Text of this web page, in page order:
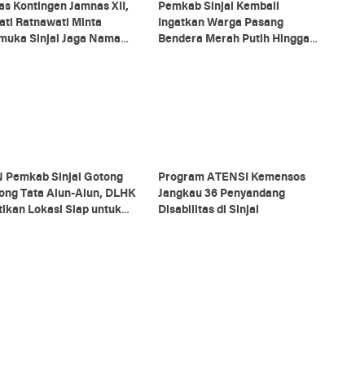
Kontingen Jamnas XII,
Ratnawati Minta
Sinjai Jaga Nama
Pemkab Sinjai Kembali
Ingatkan Warga Pasang
Bendera Merah Putih Hingga
Pemkab Sinjai Gotong
Tata Alun-Alun, DLHK
Lokasi Siap untuk
Program ATENSI Kemensos
Jangkau 36 Penyandang
Disabilitas di Sinjai